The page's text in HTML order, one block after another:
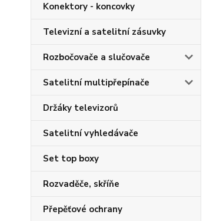
Konektory - koncovky
Televizní a satelitní zásuvky
Rozbočovače a slučovače
Satelitní multipřepínače
Držáky televizorů
Satelitní vyhledávače
Set top boxy
Rozvaděče, skříňe
Přepěťové ochrany